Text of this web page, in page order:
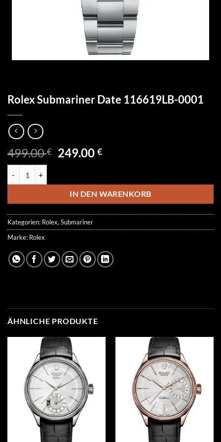
Rolex Submariner Date 116619LB-0001
499.00€ Ursprünglicher
499.00 €
249.00€Aktueller
249.00 €.
IN DEN WARENKORB
Kategorien: Rolex, Submariner
Marke: Rolex
ÄHNLICHE PRODUKTE